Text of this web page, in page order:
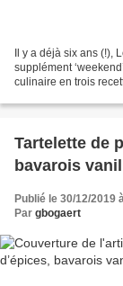
Il y a déjà six ans (!),
supplément
culinaire en trois
Tartelette de
bavarois
Publié le 30/12/2019
Par gbogaert